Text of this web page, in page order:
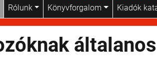
Rólunk Könyvforgalom Kiadók